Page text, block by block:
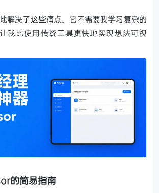
解决了这些痛点。它不需要我学习复杂的
我比使用传统工具更快地实现想法可视
的简易指南